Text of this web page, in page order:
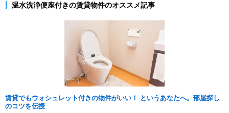
温水洗浄便座付きの賃貸物件のオススメ記事
賃貸でもウォシュレット付きの物件がいい！ というあなたへ。部屋探し
のコツを伝授